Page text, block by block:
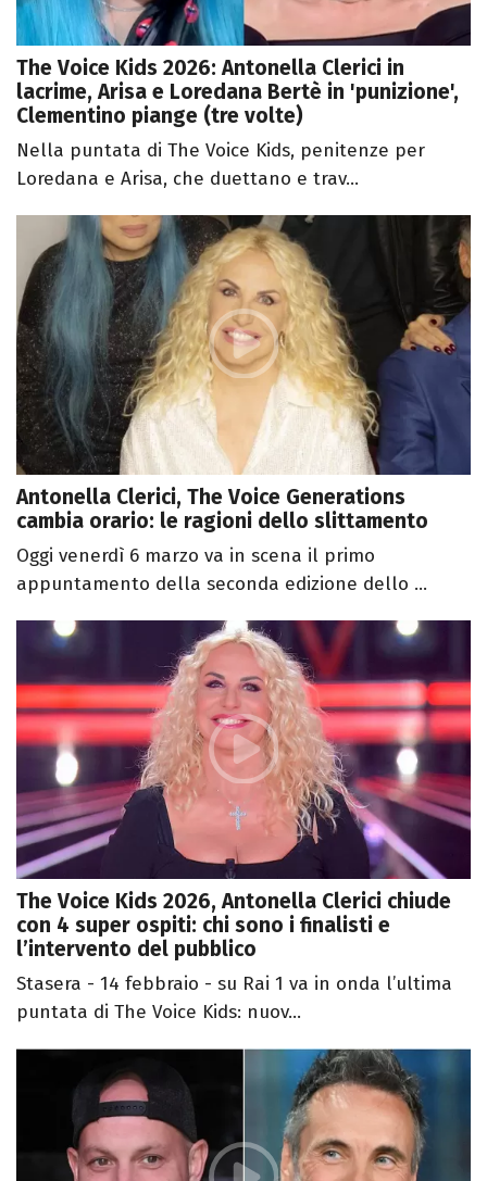
The Voice Kids 2026: Antonella Clerici in
lacrime, Arisa e Loredana Bertè in 'punizione',
Clementino piange (tre volte)
Nella puntata di The Voice Kids, penitenze per
Loredana e Arisa, che duettano e trav...
Antonella Clerici, The Voice Generations
cambia orario: le ragioni dello slittamento
Oggi venerdì 6 marzo va in scena il primo
appuntamento della seconda edizione dello ...
The Voice Kids 2026, Antonella Clerici chiude
con 4 super ospiti: chi sono i finalisti e
l’intervento del pubblico
Stasera - 14 febbraio - su Rai 1 va in onda l’ultima
puntata di The Voice Kids: nuov...